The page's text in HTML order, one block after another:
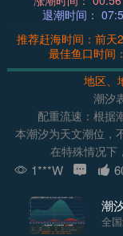
退潮
推荐赶海时间：前天
最佳鱼口时间
地区、
潮汐
配重流速：根据
本潮汐为天文潮位，
在特殊情况下
1***W
潮
全